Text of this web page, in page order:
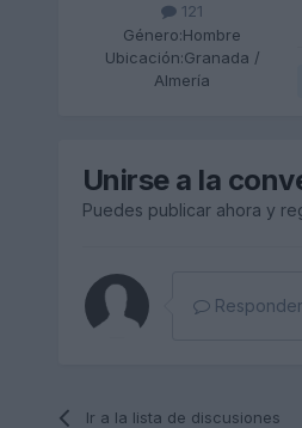
121
Género:Hombre
Ubicación:Granada /
Almería
Unirse a la
Puedes publicar ahora y
Responder
Ir a la lista de discusiones